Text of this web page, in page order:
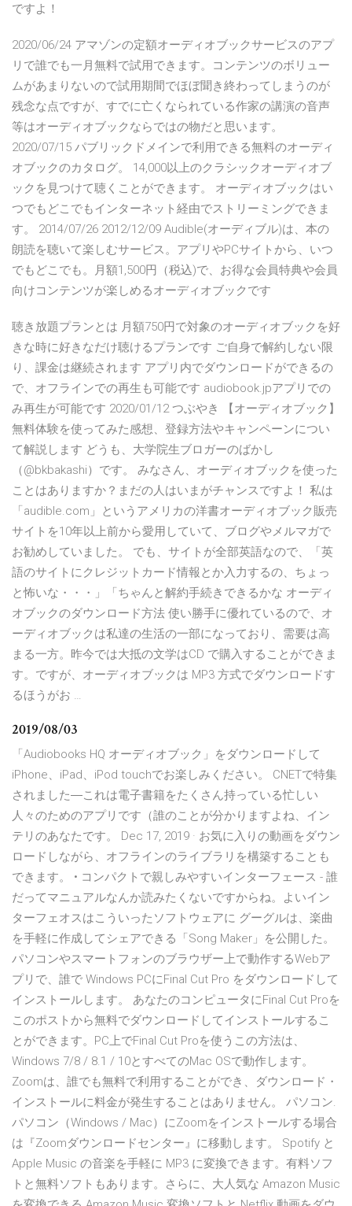
ですよ！
2020/06/24 アマゾンの定額オーディオブックサービスのアプ
リで誰でも一月無料で試用できます。コンテンツのボリュー
ムがあまりないので試用期間でほぼ聞き終わってしまうのが
残念な点ですが、すでに亡くなられている作家の講演の音声
等はオーディオブックならではの物だと思います。
2020/07/15 パブリックドメインで利用できる無料のオーディ
オブックのカタログ。 14,000以上のクラシックオーディオブ
ックを見つけて聴くことができます。 オーディオブックはい
つでもどこでもインターネット経由でストリーミングできま
す。 2014/07/26 2012/12/09 Audible(オーディブル)は、本の
朗読を聴いて楽しむサービス。アプリやPCサイトから、いつ
でもどこでも。月額1,500円（税込)で、お得な会員特典や会員
向けコンテンツが楽しめるオーディオブックです
聴き放題プランとは 月額750円で対象のオーディオブックを好
きな時に好きなだけ聴けるプランです ご自身で解約しない限
り、課金は継続されます アプリ内でダウンロードができるの
で、オフラインでの再生も可能です audiobook.jpアプリでの
み再生が可能です 2020/01/12 つぶやき 【オーディオブック】
無料体験を使ってみた感想、登録方法やキャンペーンについ
て解説します どうも、大学院生ブロガーのばかし
（@bkbakashi）です。 みなさん、オーディオブックを使った
ことはありますか？まだの人はいまがチャンスですよ！ 私は
「audible.com」というアメリカの洋書オーディオブック販売
サイトを10年以上前から愛用していて、ブログやメルマガで
お勧めしていました。 でも、サイトが全部英語なので、「英
語のサイトにクレジットカード情報とか入力するの、ちょっ
と怖いな・・・」「ちゃんと解約手続きできるかな オーディ
オブックのダウンロード方法 使い勝手に優れているので、オ
ーディオブックは私達の生活の一部になっており、需要は高
まる一方。昨今では大抵の文学はCD で購入することができま
す。ですが、オーディオブックは MP3 方式でダウンロードす
るほうがお …
2019/08/03
「Audiobooks HQ オーディオブック」をダウンロードして
iPhone、iPad、iPod touchでお楽しみください。 ‎CNETで特集
されました―これは電子書籍をたくさん持っている忙しい
人々のためのアプリです（誰のことが分かりますよね、イン
テリのあなたです。 Dec 17, 2019 · お気に入りの動画をダウン
ロードしながら、オフラインのライブラリを構築することも
できます。 • コンパクトで親しみやすいインターフェース - 誰
だってマニュアルなんか読みたくないですからね。よいイン
ターフェオスはこういったソフトウェアに グーグルは、楽曲
を手軽に作成してシェアできる「Song Maker」を公開した。
パソコンやスマートフォンのブラウザー上で動作するWebア
プリで、誰で Windows PCにFinal Cut Pro をダウンロードして
インストールします。 あなたのコンピュータにFinal Cut Proを
このポストから無料でダウンロードしてインストールするこ
とができます。PC上でFinal Cut Proを使うこの方法は、
Windows 7/8 / 8.1 / 10とすべてのMac OSで動作します。
Zoomは、誰でも無料で利用することができ、ダウンロード・
インストールに料金が発生することはありません。 パソコン.
パソコン（Windows / Mac）にZoomをインストールする場合
は『Zoomダウンロードセンター』に移動します。 Spotify と
Apple Music の音楽を手軽に MP3 に変換できます。有料ソフ
トと無料ソフトもあります。さらに、大人気な Amazon Music